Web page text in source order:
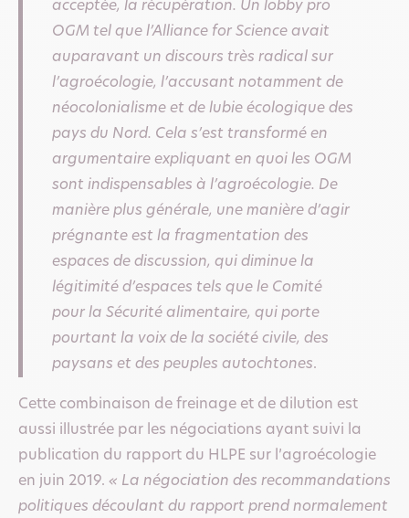
acceptée, la récupération. Un lobby pro
OGM tel que l’Alliance for Science avait
auparavant un discours très radical sur
l’agroécologie, l’accusant notamment de
néocolonialisme et de lubie écologique des
pays du Nord. Cela s’est transformé en
argumentaire expliquant en quoi les OGM
sont indispensables à l’agroécologie. De
manière plus générale, une manière d’agir
prégnante est la fragmentation des
espaces de discussion, qui diminue la
légitimité d’espaces tels que le Comité
pour la Sécurité alimentaire, qui porte
pourtant la voix de la société civile, des
paysans et des peuples autochtones.
Cette combinaison de freinage et de dilution est
aussi illustrée par les négociations ayant suivi la
publication du rapport du HLPE sur l’agroécologie
en juin 2019. « La négociation des recommandations
politiques découlant du rapport prend normalement